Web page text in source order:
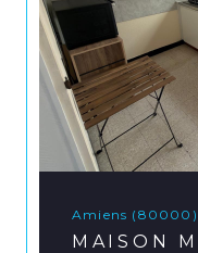
Amiens (80000)
MAISON